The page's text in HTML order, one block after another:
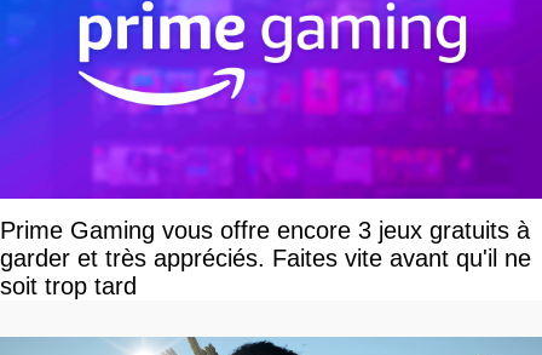
Prime Gaming vous offre encore 3 jeux gratuits à
garder et très appréciés. Faites vite avant qu'il ne
soit trop tard